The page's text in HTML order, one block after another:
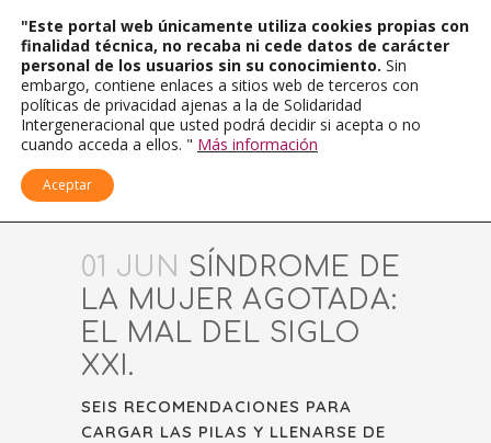
01 JUN SÍNDROME DE
LA MUJER AGOTADA:
EL MAL DEL SIGLO
XXI.
SEIS RECOMENDACIONES PARA
CARGAR LAS PILAS Y LLENARSE DE
"Este portal web únicamente utiliza cookies propias con
finalidad técnica, no recaba ni cede datos de carácter
personal de los usuarios sin su conocimiento. Sin
embargo, contiene enlaces a sitios web de terceros con
políticas de privacidad ajenas a la de Solidaridad
Intergeneracional que usted podrá decidir si acepta o no
cuando acceda a ellos. " Más información
Aceptar